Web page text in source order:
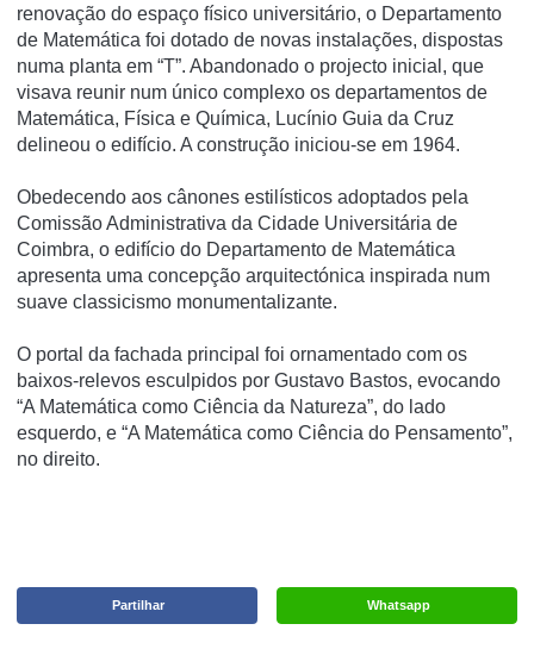
renovação do espaço físico universitário, o Departamento
de Matemática foi dotado de novas instalações, dispostas
numa planta em “T”. Abandonado o projecto inicial, que
visava reunir num único complexo os departamentos de
Matemática, Física e Química, Lucínio Guia da Cruz
delineou o edifício. A construção iniciou-se em 1964.
Obedecendo aos cânones estilísticos adoptados pela
Comissão Administrativa da Cidade Universitária de
Coimbra, o edifício do Departamento de Matemática
apresenta uma concepção arquitectónica inspirada num
suave classicismo monumentalizante.
O portal da fachada principal foi ornamentado com os
baixos-relevos esculpidos por Gustavo Bastos, evocando
“A Matemática como Ciência da Natureza”, do lado
esquerdo, e “A Matemática como Ciência do Pensamento”,
no direito.
Whatsapp
Partilhar